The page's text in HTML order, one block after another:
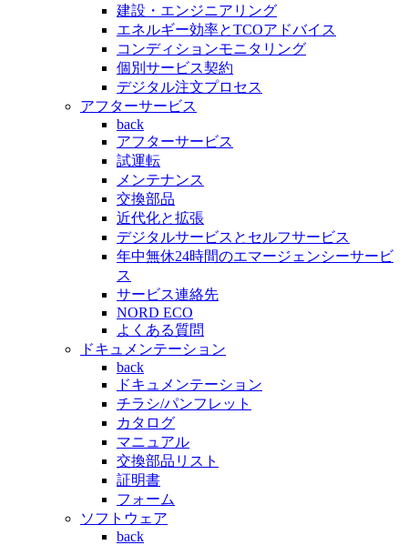
建設・エンジニアリング
エネルギー効率とTCOアドバイス
コンディションモニタリング
個別サービス契約
デジタル注文プロセス
アフターサービス
back
アフターサービス
試運転
メンテナンス
交換部品
近代化と拡張
デジタルサービスとセルフサービス
年中無休24時間のエマージェンシーサービ
ス
サービス連絡先
NORD ECO
よくある質問
ドキュメンテーション
back
ドキュメンテーション
チラシ/パンフレット
カタログ
マニュアル
交換部品リスト
証明書
フォーム
ソフトウェア
back